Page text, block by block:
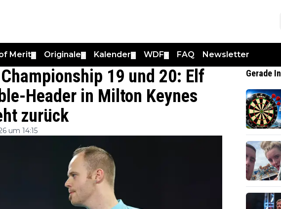
Merit Originale Kalender WDF FAQ Newsletter
19 und 20: Elf
Header in Milton Keynes
zurück
um 14:15
Gerade In